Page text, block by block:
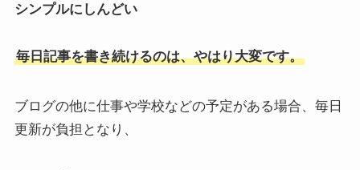
シンプルにしんどい
毎日記事を書き続けるのは、やはり大変です。
ブログの他に仕事や学校などの予定がある場合、毎日
更新が負担となり、